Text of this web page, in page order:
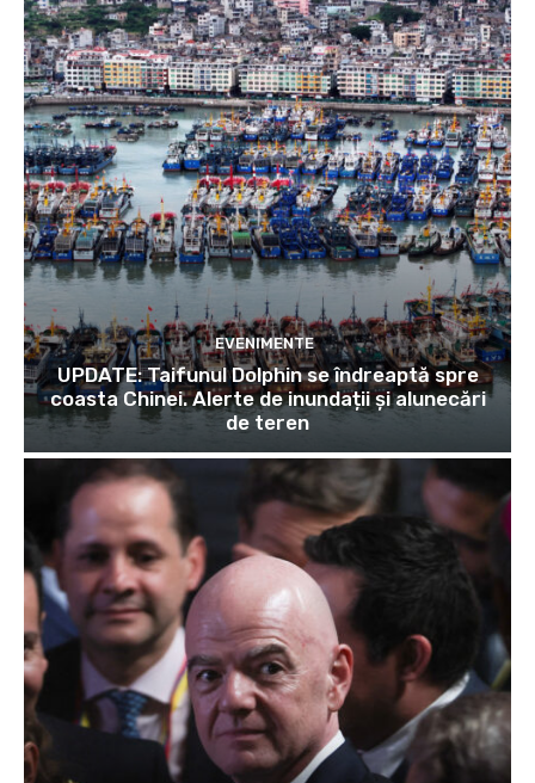
EVENIMENTE
UPDATE: Taifunul Dolphin se îndreaptă spre
coasta Chinei. Alerte de inundații și alunecări
de teren